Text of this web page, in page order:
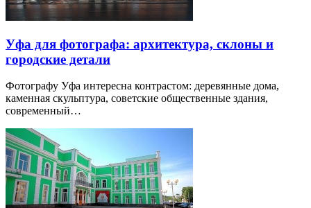
Уфа для фотографа: архитектура, склоны и
городские детали
Фотографу Уфа интересна контрастом: деревянные дома,
каменная скульптура, советские общественные здания,
современный…